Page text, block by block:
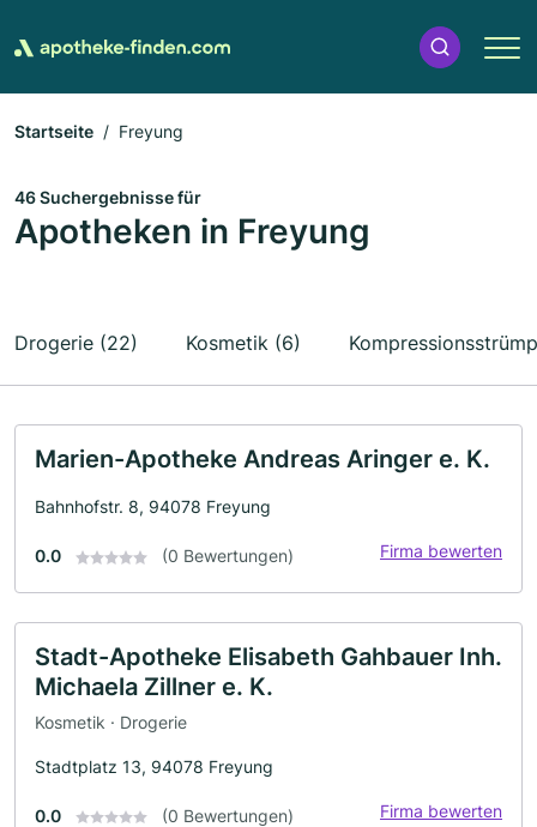
Startseite Freyung
46 Suchergebnisse für
Apotheken in Freyung
Drogerie (22) Kosmetik (6)
Marien-Apotheke Andreas Aringer e. K.
Bahnhofstr. 8, 94078 Freyung
0.0 (0 Bewertungen) Firma bewerten
Stadt-Apotheke Elisabeth Gahbauer Inh.
Michaela Zillner e. K.
Kosmetik · Drogerie
Stadtplatz 13, 94078 Freyung
0.0 (0 Bewertungen) Firma bewerten